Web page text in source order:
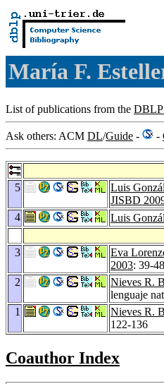
María F.
List of publications from the DBLP
Ask others: ACM DL/Guide - -
5
Luis
JISBD
4
Luis
3
Eva
2003: 39-48
2
Nieves R.
lenguaje
1
Nieves R.
122-136
Coauthor Index